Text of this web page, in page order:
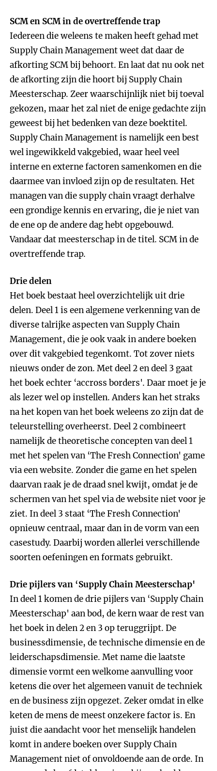
SCM en SCM in de overtreffende trap
Iedereen die weleens te maken heeft gehad met
Supply Chain Management weet dat daar de
afkorting SCM bij behoort. En laat dat nu ook net
de afkorting zijn die hoort bij Supply Chain
Meesterschap. Zeer waarschijnlijk niet bij toeval
gekozen, maar het zal niet de enige gedachte zijn
geweest bij het bedenken van deze boektitel.
Supply Chain Management is namelijk een best
wel ingewikkeld vakgebied, waar heel veel
interne en externe factoren samenkomen en die
daarmee van invloed zijn op de resultaten. Het
managen van die supply chain vraagt derhalve
een grondige kennis en ervaring, die je niet van
de ene op de andere dag hebt opgebouwd.
Vandaar dat meesterschap in de titel. SCM in de
overtreffende trap.
Drie delen
Het boek bestaat heel overzichtelijk uit drie
delen. Deel 1 is een algemene verkenning van de
diverse talrijke aspecten van Supply Chain
Management, die je ook vaak in andere boeken
over dit vakgebied tegenkomt. Tot zover niets
nieuws onder de zon. Met deel 2 en deel 3 gaat
het boek echter ‘accross borders'. Daar moet je je
als lezer wel op instellen. Anders kan het straks
na het kopen van het boek weleens zo zijn dat de
teleurstelling overheerst. Deel 2 combineert
namelijk de theoretische concepten van deel 1
met het spelen van ‘The Fresh Connection' game
via een website. Zonder die game en het spelen
daarvan raak je de draad snel kwijt, omdat je de
schermen van het spel via de website niet voor je
ziet. In deel 3 staat ‘The Fresh Connection'
opnieuw centraal, maar dan in de vorm van een
casestudy. Daarbij worden allerlei verschillende
soorten oefeningen en formats gebruikt.
Drie pijlers van ‘Supply Chain Meesterschap'
In deel 1 komen de drie pijlers van ‘Supply Chain
Meesterschap' aan bod, de kern waar de rest van
het boek in delen 2 en 3 op teruggrijpt. De
businessdimensie, de technische dimensie en de
leiderschapsdimensie. Met name die laatste
dimensie vormt een welkome aanvulling voor
ketens die over het algemeen vanuit de techniek
en de business zijn opgezet. Zeker omdat in elke
keten de mens de meest onzekere factor is. En
juist die aandacht voor het menselijk handelen
komt in andere boeken over Supply Chain
Management niet of onvoldoende aan de orde. In